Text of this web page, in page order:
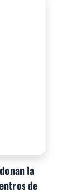
la
de